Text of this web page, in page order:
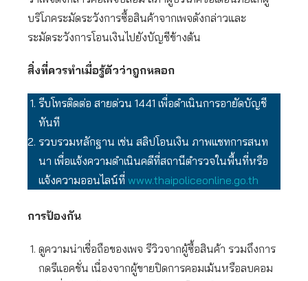
บริโภคระมัดระวังการซื้อสินค้าจากเพจดังกล่าวและ
ระมัดระวังการโอนเงินไปยังบัญชีข้างต้น
สิ่งที่ควรทำเมื่อรู้ตัวว่าถูกหลอก
รีบโทรติดต่อ สายด่วน 1441 เพื่อดำเนินการอายัดบัญชี
ทันที
รวบรวมหลักฐาน เช่น สลิปโอนเงิน ภาพแชทการสนท
นา เพื่อแจ้งความดำเนินคดีที่สถานีตำรวจในพื้นที่หรือ
แจ้งความออนไลน์ที่ www.thaipoliceonline.go.th
การป้องกัน
ดูความน่าเชื่อถือของเพจ รีวิวจากผู้ซื้อสินค้า รวมถึงการ
กดรีแอคชั่น เนื่องจากผู้ขายปิดการคอมเม้นหรือลบคอม